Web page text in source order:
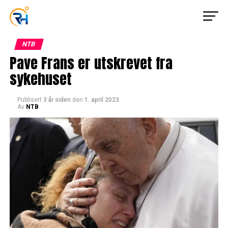
NTB
Pave Frans er utskrevet fra
sykehuset
Publisert 3 år siden den 1. april 2023
Av NTB